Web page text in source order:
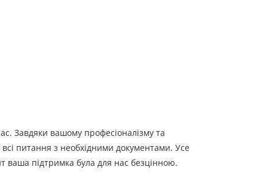
Завдяки вашому професіоналізму та
питання з необхідними документами. Усе
ваша підтримка була для нас безцінною.